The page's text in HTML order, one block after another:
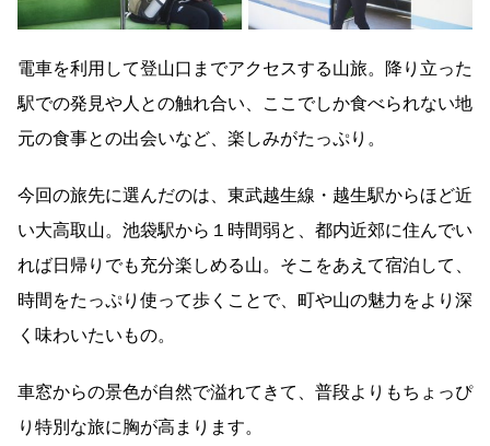
電車を利用して登山口までアクセスする山旅。降り立った
駅での発見や人との触れ合い、ここでしか食べられない地
元の食事との出会いなど、楽しみがたっぷり。
今回の旅先に選んだのは、東武越生線・越生駅からほど近
い大高取山。池袋駅から１時間弱と、都内近郊に住んでい
れば日帰りでも充分楽しめる山。そこをあえて宿泊して、
時間をたっぷり使って歩くことで、町や山の魅力をより深
く味わいたいもの。
車窓からの景色が自然で溢れてきて、普段よりもちょっぴ
り特別な旅に胸が高まります。